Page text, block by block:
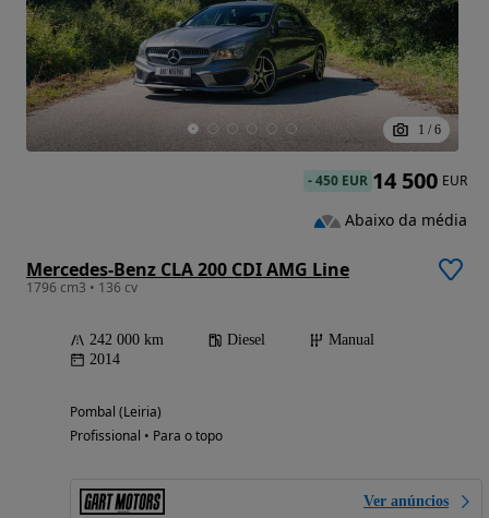
1 / 6
Mercedes-Benz CLA 200 CDI AMG Line
1796 cm3 • 136 cv
242 000 km Diesel
Manual
2014
Pombal (Leiria)
Profissional • Para o topo
Ver anúncios
-450 EUR 14 500 EUR
Abaixo da média